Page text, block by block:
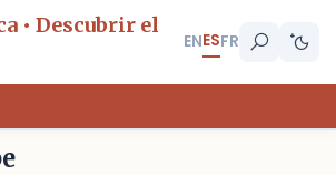
• Descubrir el
ENESFR